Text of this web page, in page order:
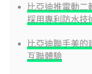
比亞迪推電動
採用專利防水技
比亞迪聯手美的
互聯體驗